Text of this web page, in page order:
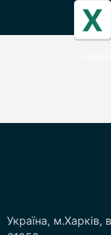
Україна, м.Харків,